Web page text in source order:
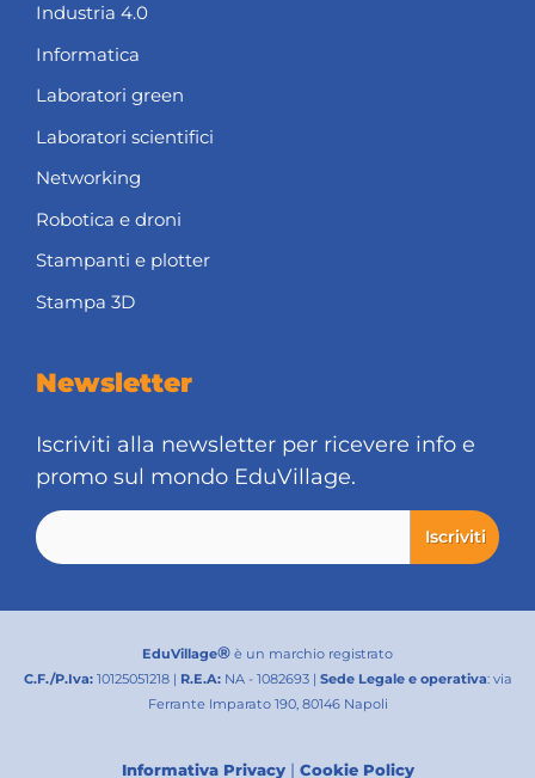
Industria 4.0
Informatica
Laboratori green
Laboratori scientifici
Networking
Robotica e droni
Stampanti e plotter
Stampa 3D
Newsletter
Iscriviti alla newsletter per ricevere info e
promo sul mondo EduVillage.
EduVillage® è un marchio registrato
C.F./P.Iva: 10125051218 | R.E.A: NA - 1082693 | Sede Legale e operativa: via
Ferrante Imparato 190, 80146 Napoli
Informativa Privacy| Cookie Policy